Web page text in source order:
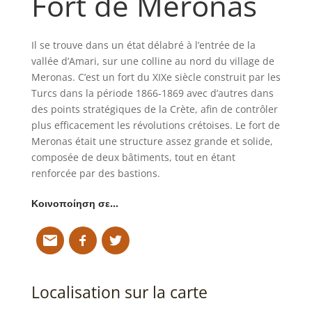
Il se trouve dans un état délabré à l’entrée de la
vallée d’Amari, sur une colline au nord du village de
Meronas. C’est un fort du XIXe siècle construit par les
Turcs dans la période 1866-1869 avec d’autres dans
des points stratégiques de la Crète, afin de contrôler
plus efficacement les révolutions crétoises. Le fort de
Meronas était une structure assez grande et solide,
composée de deux bâtiments, tout en étant
renforcée par des bastions.
Κοινοποίηση σε…
Localisation sur la carte